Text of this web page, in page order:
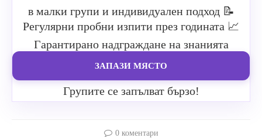
в малки групи и индивидуален подход 📝
Регулярни пробни изпити през годината 📈
Гарантирано надграждане на знанията
ЗАПАЗИ МЯСТО
Групите се запълват бързо!
0 коментари